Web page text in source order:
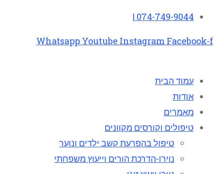
074-749-9044 |
Whatsapp Youtube Instagram Facebook-f
עמוד הבית
אודות
מאמרים
טיפולים וקורסים מקוונים
טיפול בהפרעת קשב ילדים ונוער
נוירו-הדרכת הורים וייעוץ משפחתי